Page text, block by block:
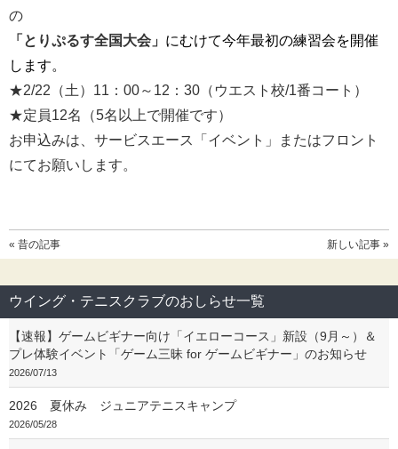
の
「とりぷるす全国大会」 にむけて今年最初の練習会を開催
します。
★2/22（土）11：00～12：30（ウエスト校/1番コート）
★定員12名（5名以上で開催です）
お申込みは、サービスエース「イベント」またはフロント
にてお願いします。
« 昔の記事 新しい記事 »
ウイング・テニスクラブのおしらせ一覧
【速報】ゲームビギナー向け「イエローコース」新設（9月～）＆
プレ体験イベント「ゲーム三昧 for ゲームビギナー」のお知らせ
2026/07/13
2026 夏休み ジュニアテニスキャンプ
2026/05/28